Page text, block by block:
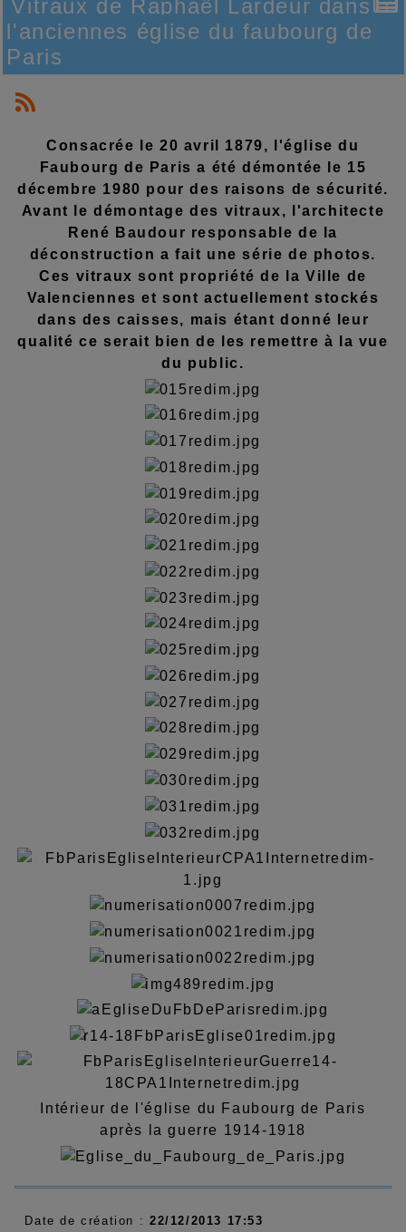
Vitraux de Raphaël Lardeur dans
l'anciennes église du faubourg de
Paris
Consacrée le 20 avril 1879, l'église du
Faubourg de Paris a été démontée le 15
décembre 1980 pour des raisons de sécurité.
Avant le démontage des vitraux, l'architecte
René Baudour responsable de la
déconstruction a fait une série de photos.
Ces vitraux sont propriété de la Ville de
Valenciennes et sont actuellement stockés
dans des caisses, mais étant donné leur
qualité ce serait bien de les remettre à la vue
du public.
Intérieur de l'église du Faubourg de Paris
après la guerre 1914-1918
Date de création : 22/12/2013 17:53